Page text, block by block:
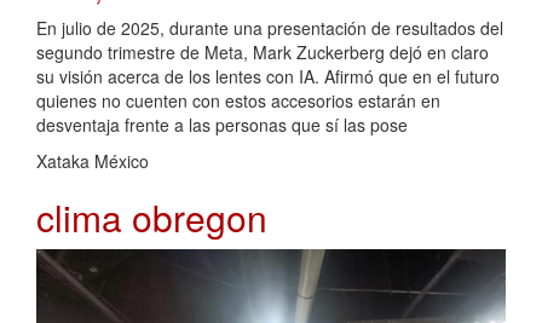
En julio de 2025, durante una presentación de resultados del
segundo trimestre de Meta, Mark Zuckerberg dejó en claro
su visión acerca de los lentes con IA. Afirmó que en el futuro
quienes no cuenten con estos accesorios estarán en
desventaja frente a las personas que sí las pose
Xataka México
clima obregon